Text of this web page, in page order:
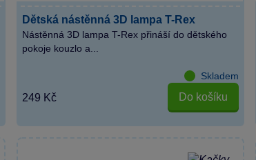
Dětská nástěnná 3D lampa T-Rex
Nástěnná 3D lampa T-Rex přináší do dětského
pokoje kouzlo a...
Skladem
249 Kč Do košíku